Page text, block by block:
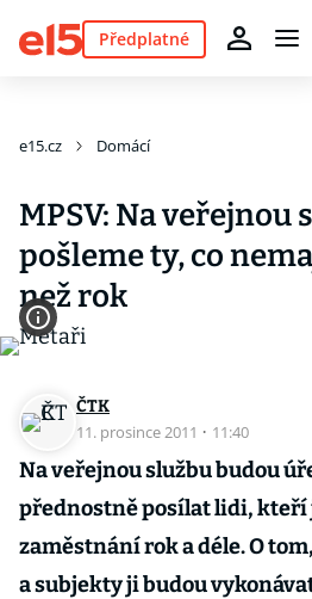
Předplatné
e15.cz Domácí
MPSV: Na veřejnou
pošleme ty, co
než rok
ČTK
11. prosince 2011 · 11:40
Na veřejnou službu budou
přednostně posílat lidi, kteří
zaměstnání rok a déle. O
a subjekty ji budou